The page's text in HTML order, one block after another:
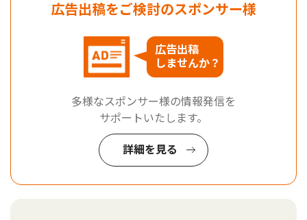
広告出稿をご検討のスポンサー様
広告出稿
しませんか？
多様なスポンサー様の情報発信を
サポートいたします。
詳細を見る